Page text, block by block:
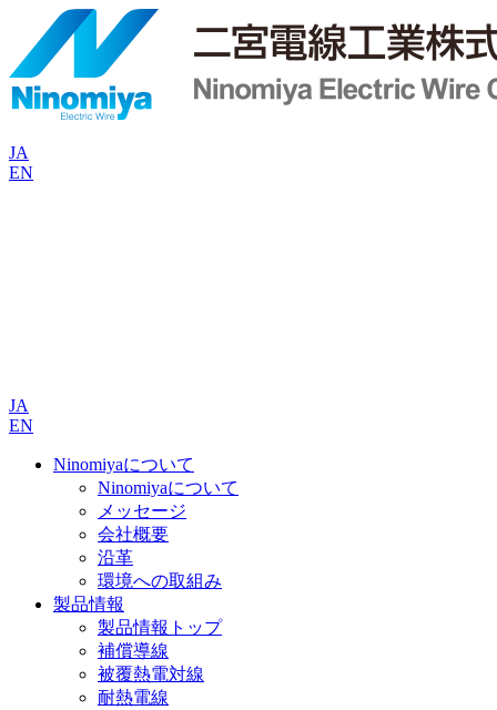
JA
EN
JA
EN
Ninomiyaについて
Ninomiyaについて
メッセージ
会社概要
沿革
環境への取組み
製品情報
製品情報トップ
補償導線
被覆熱電対線
耐熱電線